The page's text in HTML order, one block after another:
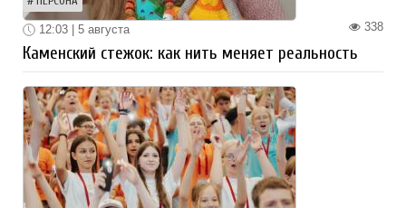
338
12:03 | 5 августа
Каменский стежок: как нить меняет реальность